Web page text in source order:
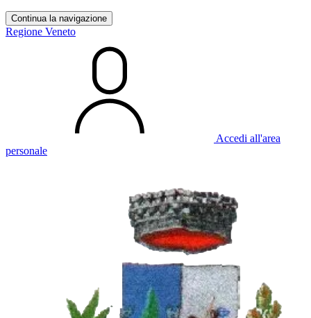
Continua la navigazione
Regione Veneto
Accedi all'area
personale